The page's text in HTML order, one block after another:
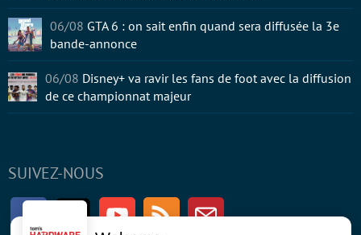
SUIVEZ-NOUS
FacebookTwitter Youtube RSS Newsletter
06/08 GTA 6 : on sait enfin quand sera diffusée la 3e
bande-annonce
06/08 Disney+ va ravir les fans de foot avec la diffusion
de ce championnat majeur